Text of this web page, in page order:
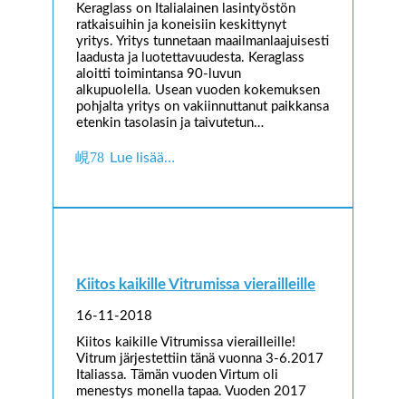
Keraglass on Italialainen lasintyöstön
ratkaisuihin ja koneisiin keskittynyt
yritys. Yritys tunnetaan maailmanlaajuisesti
laadusta ja luotettavuudesta. Keraglass
aloitti toimintansa 90-luvun
alkupuolella. Usean vuoden kokemuksen
pohjalta yritys on vakiinnuttanut paikkansa
etenkin tasolasin ja taivutetun…
Lue lisää…
Kiitos kaikille Vitrumissa vierailleille
16-11-2018
Kiitos kaikille Vitrumissa vierailleille!
Vitrum järjestettiin tänä vuonna 3-6.2017
Italiassa. Tämän vuoden Virtum oli
menestys monella tapaa. Vuoden 2017